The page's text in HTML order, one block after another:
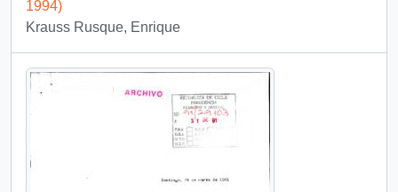
1994)
Krauss Rusque, Enrique